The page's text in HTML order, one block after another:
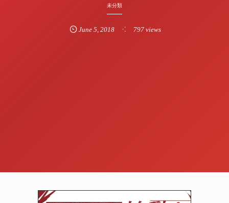
未分類
June 5,2018 797 views